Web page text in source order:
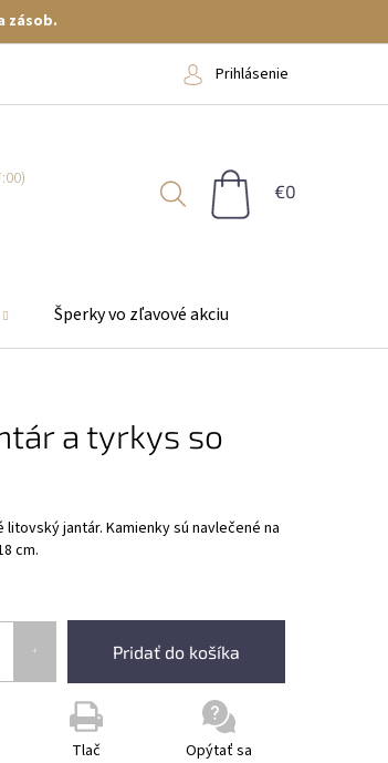
zásob.
Prihlásenie
NÁKUPNÝ
Šperky vo zľavové akciu
a tyrkys so
Pridať do košíka
jantár. Kamienky sú navlečené na
cm.
Tlač Opýtať sa